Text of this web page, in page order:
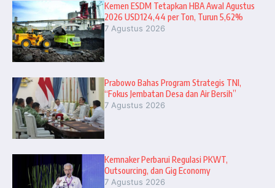
Kemen ESDM Tetapkan HBA Awal Agustus
2026 USD124,44 per Ton, Turun 5,62%
7 Agustus 2026
Prabowo Bahas Program Strategis TNI,
“Fokus Jembatan Desa dan Air Bersih”
7 Agustus 2026
Kemnaker Perbarui Regulasi PKWT,
Outsourcing, dan Gig Economy
7 Agustus 2026